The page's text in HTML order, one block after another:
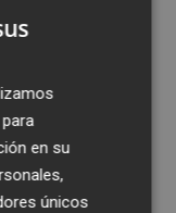
la
Desde el
"llevamos
muy
en su
únicos